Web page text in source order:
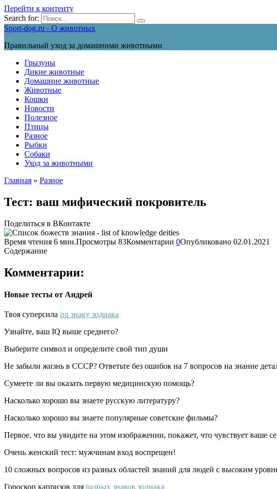
Перейти к контенту
Search for:
Sport-dog.ru - О животных
Правильный уход за домашними животными
Грызуны
Дикие животные
Домашние животные
Животные
Кошки
Новости
Полезное
Птицы
Разное
Рыбки
Собаки
Уход за животными
Главная » Разное
Тест: ваш мифический покровитель
Поделиться в ВКонтакте
Время чтения 6 мин.Просмотры 83Комментарии 0Опубликовано 02.01.2021
Содержание
Комментарии:
Новые тесты от Андрей
Твоя суперсила по знаку зодиака
Узнайте, ваш IQ выше среднего?
Выберите символ и определите свой тип души
Не забыли жизнь в СССР? Ответьте без ошибок на 7 вопросов на знание
Сумеете ли вы оказать первую медицинскую помощь?
Насколько хорошо вы знаете русскую литературу?
Насколько хорошо вы знаете популярные советские фильмы?
Первое, что вы увидите на этом изображении, покажет, что чувствует ваше
Очень женский тест: мужчинам вход воспрещен!
10 сложных вопросов из разных областей знаний для людей с высоким
Гороскоп капризов для разных знаков зодиака